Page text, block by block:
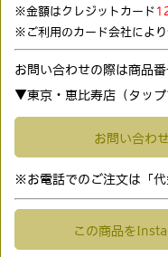
※金額はクレジットカード
※ご利用のカード会社により
お問い合わせの際は商品番
▼東京・恵比寿店（タップ
お問い合わせ
※お電話でのご注文は「代
この商品を